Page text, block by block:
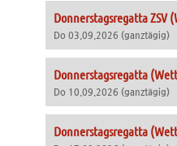
Donnerstagsregatta ZSV
Do 03.09.2026 (ganztägig)
Donnerstagsregatta
Do 10.09.2026 (ganztägig)
Donnerstagsregatta